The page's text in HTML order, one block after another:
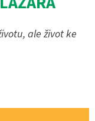
ale život ke